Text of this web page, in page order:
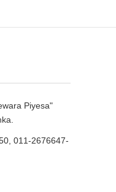
Piyesa"
011-2676647-